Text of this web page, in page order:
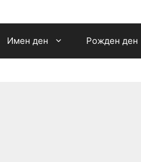
Имен ден Рожден ден